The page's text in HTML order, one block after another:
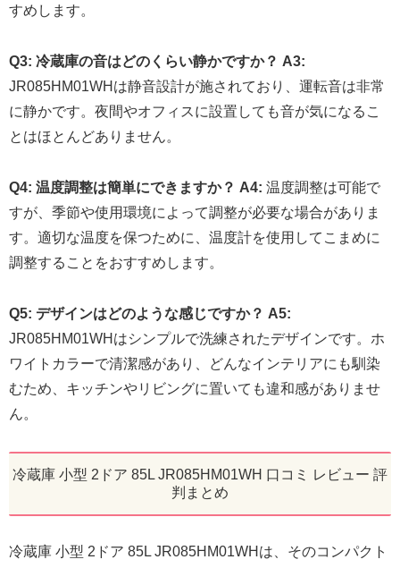
すめします。
Q3: 冷蔵庫の音はどのくらい静かですか？ A3:
JR085HM01WHは静音設計が施されており、運転音は非常
に静かです。夜間やオフィスに設置しても音が気になるこ
とはほとんどありません。
Q4: 温度調整は簡単にできますか？ A4: 温度調整は可能で
すが、季節や使用環境によって調整が必要な場合がありま
す。適切な温度を保つために、温度計を使用してこまめに
調整することをおすすめします。
Q5: デザインはどのような感じですか？ A5:
JR085HM01WHはシンプルで洗練されたデザインです。ホ
ワイトカラーで清潔感があり、どんなインテリアにも馴染
むため、キッチンやリビングに置いても違和感がありませ
ん。
冷蔵庫 小型 2ドア 85L JR085HM01WH 口コミ レビュー 評
判まとめ
冷蔵庫 小型 2ドア 85L JR085HM01WHは、そのコンパクト